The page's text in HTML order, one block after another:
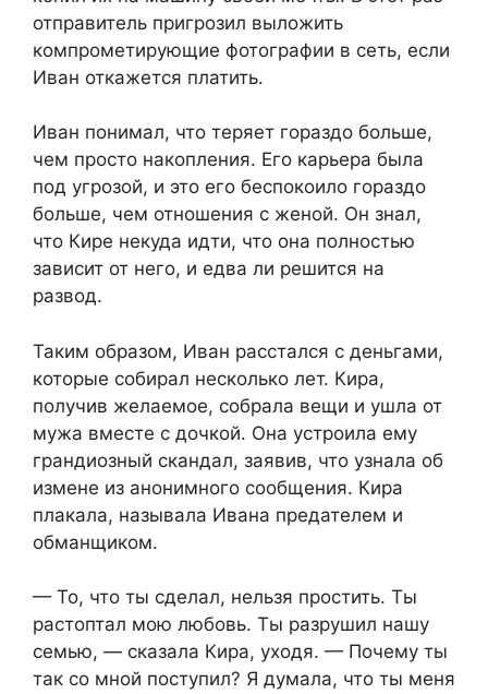
отправитель пригрозил выложить
компрометирующие фотографии в сеть, если
Иван откажется платить.
Иван понимал, что теряет гораздо больше,
чем просто накопления. Его карьера была
под угрозой, и это его беспокоило гораздо
больше, чем отношения с женой. Он знал,
что Кире некуда идти, что она полностью
зависит от него, и едва ли решится на
развод.
Таким образом, Иван расстался с деньгами,
которые собирал несколько лет. Кира,
получив желаемое, собрала вещи и ушла от
мужа вместе с дочкой. Она устроила ему
грандиозный скандал, заявив, что узнала об
измене из анонимного сообщения. Кира
плакала, называла Ивана предателем и
обманщиком.
— То, что ты сделал, нельзя простить. Ты
растоптал мою любовь. Ты разрушил нашу
семью, — сказала Кира, уходя. — Почему ты
так со мной поступил? Я думала, что ты меня